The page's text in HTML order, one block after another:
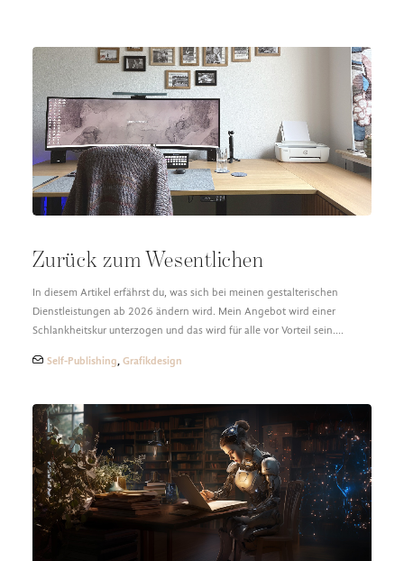
Zurück zum Wesentlichen
In diesem Artikel erfährst du, was sich bei meinen gestalterischen
Dienstleistungen ab 2026 ändern wird. Mein Angebot wird einer
Schlankheitskur unterzogen und das wird für alle vor Vorteil sein.…
Self-Publishing, Grafikdesign